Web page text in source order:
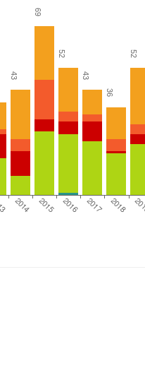
43
69
52
43
36
52
2014 2015 2016 2017 2018